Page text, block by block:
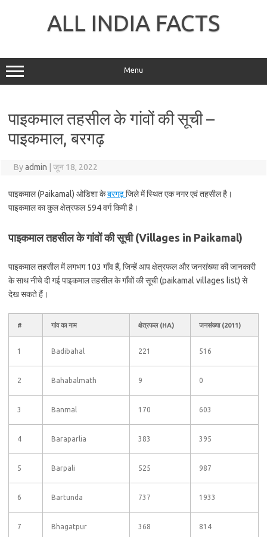
ALL INDIA FACTS
Menu
पाइकमाल तहसील के गांवों की सूची –
पाइकमाल, बरगढ़
Byadmin जून 18, 2022
पाइकमाल (Paikamal) ओडिशा केबरगढ़जिले में स्थित एक नगर एवं तहसील है।
पाइकमाल का कुल क्षेत्रफल 594 वर्ग किमी है।
पाइकमाल तहसील के गांवों की सूची (Villages in Paikamal)
पाइकमाल तहसील में लगभग 103 गाँव हैं, जिन्हें आप क्षेत्रफल और जनसंख्या की जानकारी
के साथ नीचे दी गई पाइकमाल तहसील के गाँवों की सूची (paikamal villages list) से
देख सकते हैं।
# गांव का नाम क्षेत्रफल (HA) जनसंख्या (2011)
1 Badibahal 221 516
2 Bahabalmath 9 0
3 Banmal 170 603
4 Baraparlia 383 395
5 Barpali 525 987
6 Bartunda 737 1933
7 Bhagatpur 368 814